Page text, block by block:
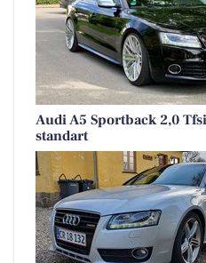
Audi A5 Sportback 2,0
standart